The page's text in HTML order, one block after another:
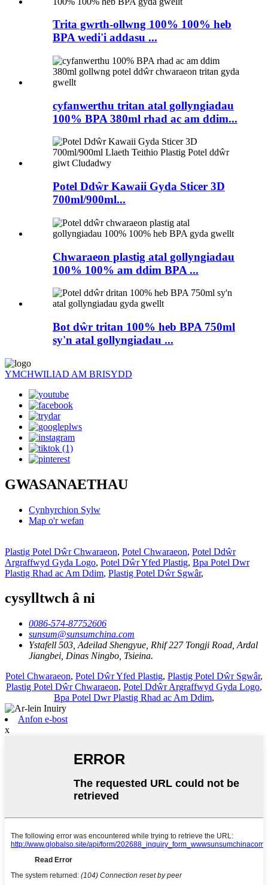
Trita gwrth-ollwng 100% 100% heb
BPA wedi'i addasu ...
cyfanwerthu tritan atal gollyngiadau
100% BPA 380ml rhad ac am ddim...
Potel Ddŵr Kawaii Gyda Sticer 3D
700ml/900ml...
Chwaraeon plastig atal gollyngiadau
100% 100% am ddim BPA ...
Bot dŵr tritan 100% heb BPA 750ml
sy'n atal gollyngiadau ...
YMCHWILIAD AM BRISYDD
GWASANAETHAU
Cynhyrchion Sylw
Map o'r wefan
Plastig Potel Dŵr Chwaraeon, Potel Chwaraeon, Potel Ddŵr
Argraffwyd Gyda Logo, Potel Dŵr Yfed Plastig, Bpa Potel Dwr
Plastig Rhad ac Am Ddim, Plastig Potel Dŵr Sgwâr,
cysylltwch â ni
0086-574-87752606
sunsum@sunsumchina.com
Ystafell 503, Adeilad Shengyue, Rhif 227 Tongji Road, Ardal
Jiangbei, Dinas Ningbo, Tsieina.
Potel Chwaraeon, Potel Dŵr Yfed Plastig, Plastig Potel Dŵr Sgwâr,
Plastig Potel Dŵr Chwaraeon, Potel Ddŵr Argraffwyd Gyda Logo,
Bpa Potel Dwr Plastig Rhad ac Am Ddim,
Anfon e-bost
x